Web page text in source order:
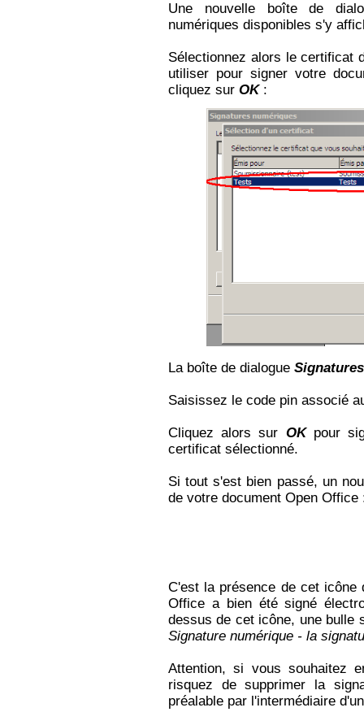
Une nouvelle boîte de
numériques disponibles s'y
Sélectionnez alors le certificat
utiliser pour signer votre
cliquez sur OK:
La boîte de dialogue
Saisissez le code pin associé
Cliquez alors sur OKpour
certificat sélectionné.
Si tout s'est bien passé, un
de votre document Open Office
C'est la présence de cet icône
Office a bien été signé
dessus de cet icône, une bulle
Signature numérique - la
Attention, si vous souhaitez
risquez de supprimer la
préalable par l'intermédiaire